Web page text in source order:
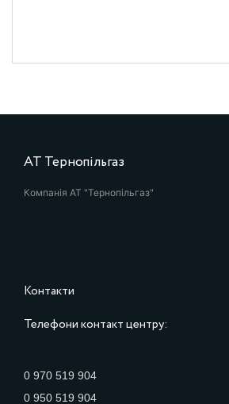
АТ Тернопільгаз
Компанія АТ "Тернопільгаз"
Контакти
Телефони контакт центру:
0 970 519 904
0 950 519 904